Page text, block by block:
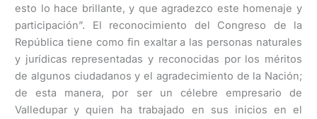
esto lo hace brillante, y que agradezco este homenaje y
participación”. El reconocimiento del Congreso de la
República tiene como fin exaltar a las personas naturales
y jurídicas representadas y reconocidas por los méritos
de algunos ciudadanos y el agradecimiento de la Nación;
de esta manera, por ser un célebre empresario de
Valledupar y quien ha trabajado en sus inicios en el